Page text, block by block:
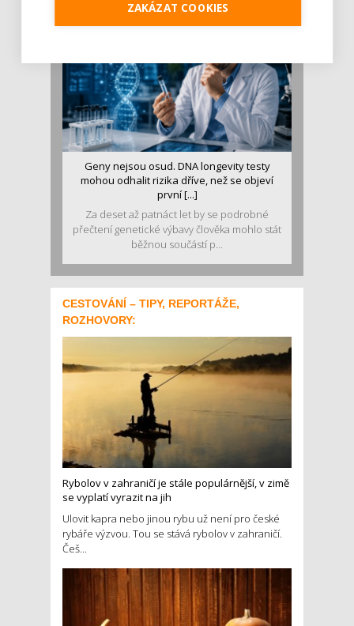
Geny nejsou osud. DNA longevity testy
mohou odhalit rizika dříve, než se objeví
první [...]
Za deset až patnáct let by se podrobné
přečtení genetické výbavy člověka mohlo stát
běžnou součástí p...
CESTOVÁNÍ – TIPY, REPORTÁŽE,
ROZHOVORY:
Rybolov v zahraničí je stále populárnější, v zimě
se vyplatí vyrazit na jih
Ulovit kapra nebo jinou rybu už není pro české
rybáře výzvou. Tou se stává rybolov v zahraničí.
Češ...
ZAKÁZAT COOKIES